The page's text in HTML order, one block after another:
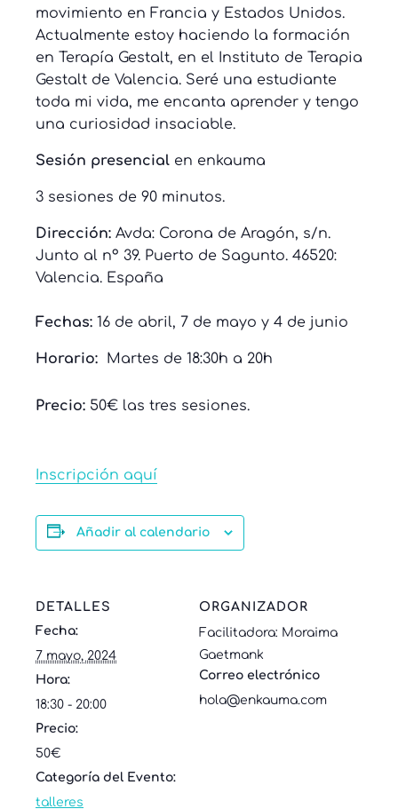
movimiento en Francia y Estados Unidos.
Actualmente estoy haciendo la formación
en Terapía Gestalt, en el Instituto de Terapia
Gestalt de Valencia. Seré una estudiante
toda mi vida, me encanta aprender y tengo
una curiosidad insaciable.
Sesión presencial en enkauma
3 sesiones de 90 minutos.
Dirección: Avda: Corona de Aragón, s/n.
Junto al nº 39. Puerto de Sagunto. 46520:
Valencia. España
Fechas: 16 de abril, 7 de mayo y 4 de junio
Horario: Martes de 18:30h a 20h
Precio: 50€ las tres sesiones.
Inscripción aquí
Añadir al calendario
DETALLES
Fecha:
7 mayo, 2024
Hora:
18:30 - 20:00
Precio:
50€
Categoría del Evento:
talleres
ORGANIZADOR
Facilitadora: Moraima
Gaetmank
Correo electrónico
hola@enkauma.com